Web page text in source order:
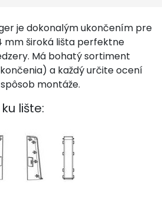
je dokonalým ukončením pre
mm široká lišta perfektne
Má bohatý sortiment
a každý určite ocení
montáže.
lište: